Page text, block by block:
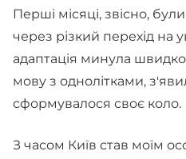
Перші місяці, звісно,
через різкий перехід на
адаптація минула
мову з однолітками,
сформувалося своє коло.
З часом Київ став моїм